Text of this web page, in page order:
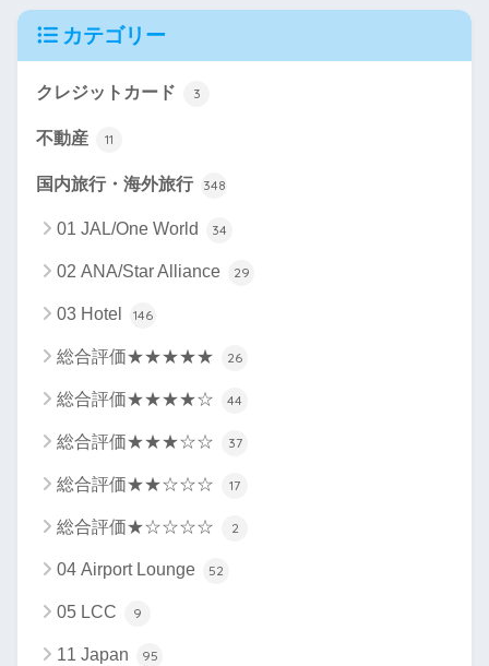
カテゴリー
クレジットカード 3
不動産 11
国内旅行・海外旅行 348
01 JAL/One World 34
02 ANA/Star Alliance 29
03 Hotel 146
総合評価★★★★★ 26
総合評価★★★★☆ 44
総合評価★★★☆☆ 37
総合評価★★☆☆☆ 17
総合評価★☆☆☆☆ 2
04 Airport Lounge 52
05 LCC 9
11 Japan 95